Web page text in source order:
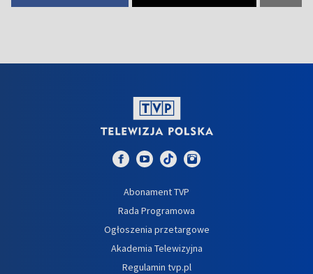
Abonament TVP
Rada Programowa
Ogłoszenia przetargowe
Akademia Telewizyjna
Regulamin tvp.pl